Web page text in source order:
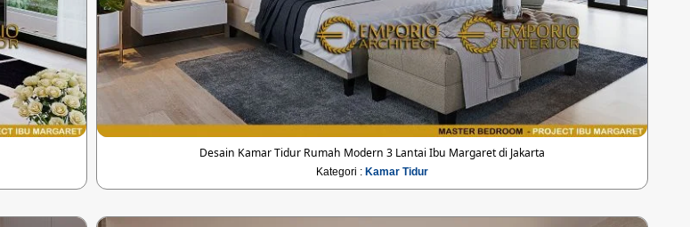
Desain Kamar Tidur Rumah Modern 3 Lantai Ibu Margaret di Jakarta
Kategori :Kamar Tidur